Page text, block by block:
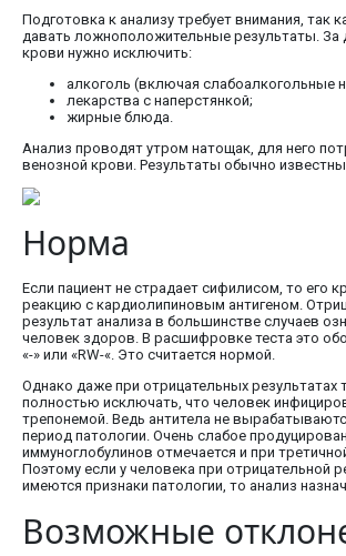
Подготовка к анализу требует внимания, так
давать ложноположительные результаты. За
крови нужно исключить:
алкоголь (включая слабоалкогольные
лекарства с наперстянкой;
жирные блюда.
Анализ проводят утром натощак, для него
венозной крови. Результаты обычно
Норма
Если пациент не страдает сифилисом, то его
реакцию с кардиолипиновым антигеном.
результат анализа в большинстве случаев
человек здоров. В расшифровке теста это
«-» или «RW-«. Это считается нормой.
Однако даже при отрицательных результатах
полностью исключать, что человек
трепонемой. Ведь антитела не
период патологии. Очень слабое
иммуноглобулинов отмечается и при
Поэтому если у человека при отрицательной
имеются признаки патологии, то анализ
Возможные